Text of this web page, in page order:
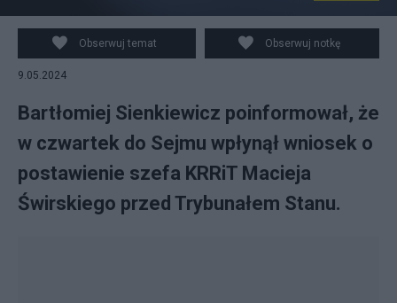
Maciej Świrski. Fot. PAP/Leszek Szymański
Obserwuj temat Obserwuj notkę
9.05.2024
Bartłomiej Sienkiewicz poinformował, że
w czwartek do Sejmu wpłynął wniosek o
postawienie szefa KRRiT Macieja
Świrskiego przed Trybunałem Stanu.